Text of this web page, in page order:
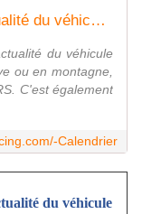
News Classic Racing - Toute l'actualité du véhicule historique
du véhicule
ou en montagne,
C'est également
Calendrier
du véhicule